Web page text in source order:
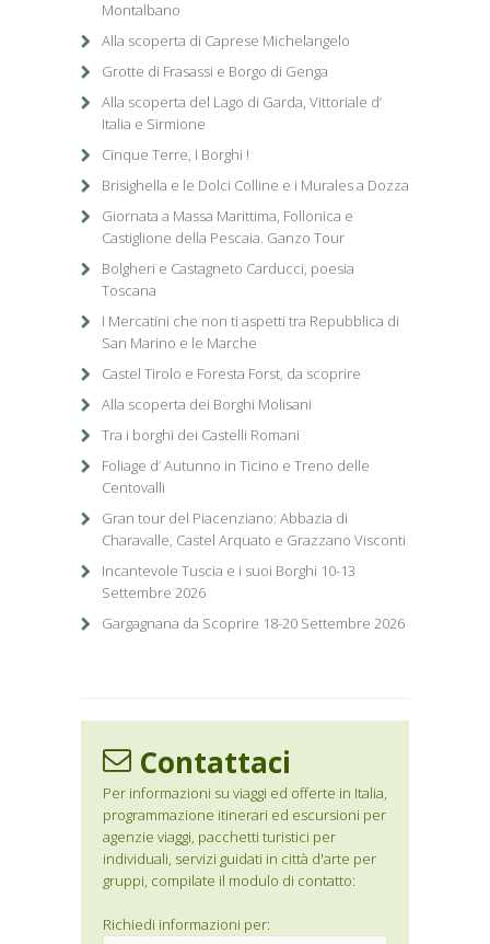
Montalbano
Alla scoperta di Caprese Michelangelo
Grotte di Frasassi e Borgo di Genga
Alla scoperta del Lago di Garda, Vittoriale d’
Italia e Sirmione
Cinque Terre, I Borghi !
Brisighella e le Dolci Colline e i Murales a Dozza
Giornata a Massa Marittima, Follonica e
Castiglione della Pescaia. Ganzo Tour
Bolgheri e Castagneto Carducci, poesia
Toscana
I Mercatini che non ti aspetti tra Repubblica di
San Marino e le Marche
Castel Tirolo e Foresta Forst, da scoprire
Alla scoperta dei Borghi Molisani
Tra i borghi dei Castelli Romani
Foliage d’ Autunno in Ticino e Treno delle
Centovalli
Gran tour del Piacenziano: Abbazia di
Charavalle, Castel Arquato e Grazzano Visconti
Incantevole Tuscia e i suoi Borghi 10-13
Settembre 2026
Gargagnana da Scoprire 18-20 Settembre 2026
Contattaci
Per informazioni su viaggi ed offerte in Italia,
programmazione itinerari ed escursioni per
agenzie viaggi, pacchetti turistici per
individuali, servizi guidati in città d'arte per
gruppi, compilate il modulo di contatto:
Richiedi informazioni per: